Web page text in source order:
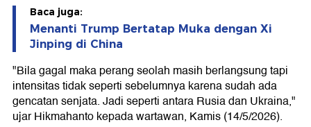
Baca juga:
Menanti Trump Bertatap Muka dengan Xi
Jinping di China
"Bila gagal maka perang seolah masih berlangsung tapi
intensitas tidak seperti sebelumnya karena sudah ada
gencatan senjata. Jadi seperti antara Rusia dan Ukraina,"
ujar Hikmahanto kepada wartawan, Kamis (14/5/2026).